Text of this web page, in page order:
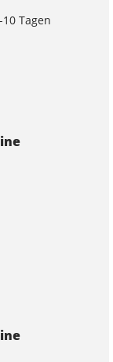
Tagen